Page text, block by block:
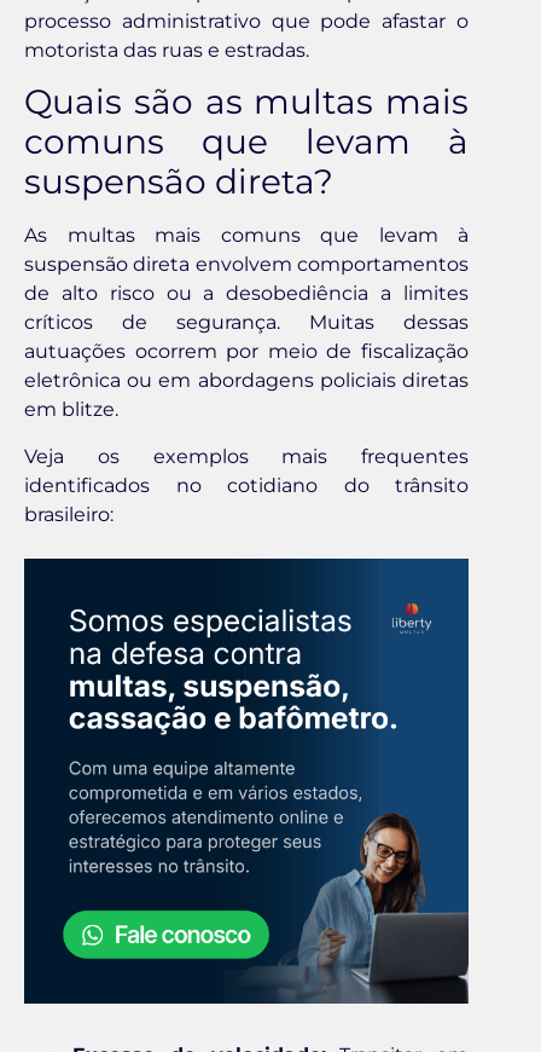
processo administrativo que pode afastar o
motorista das ruas e estradas.
Quais são as multas mais
comuns que levam à
suspensão direta?
As multas mais comuns que levam à
suspensão direta envolvem comportamentos
de alto risco ou a desobediência a limites
críticos de segurança. Muitas dessas
autuações ocorrem por meio de fiscalização
eletrônica ou em abordagens policiais diretas
em blitze.
Veja os exemplos mais frequentes
identificados no cotidiano do trânsito
brasileiro: